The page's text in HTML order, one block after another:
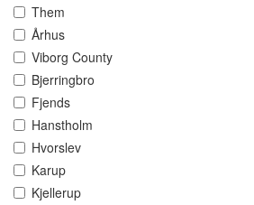
Them
Århus
Viborg County
Bjerringbro
Fjends
Hanstholm
Hvorslev
Karup
Kjellerup